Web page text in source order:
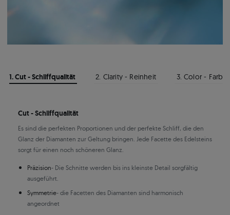
1. Cut - Schliffqualität 2. Clarity - Reinheit 3. Color - Farbe
Cut - Schliffqualität
Es sind die perfekten Proportionen und der perfekte Schliff, die den
Glanz der Diamanten zur Geltung bringen. Jede Facette des Edelsteins
sorgt für einen noch schöneren Glanz.
Präzision- Die Schnitte werden bis ins kleinste Detail sorgfältig
ausgeführt.
Symmetrie- die Facetten des Diamanten sind harmonisch
angeordnet